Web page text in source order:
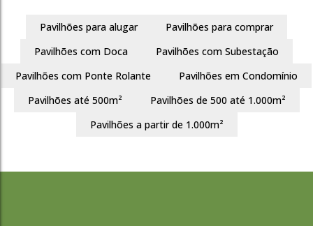
3746
R$
Pavilhões para alugar
Pavilhões para comprar
Pavilhões com Doca
Pavilhões com Subestação
Pavilhões com Ponte Rolante
Pavilhões em Condomínio
Pavilhões até 500m²
Pavilhões de 500 até 1.000m²
Pavilhões a partir de 1.000m²